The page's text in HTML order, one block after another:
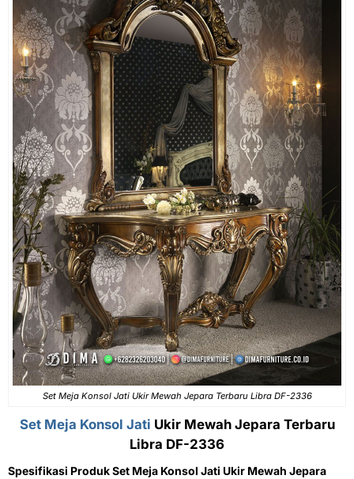
Set Meja Konsol Jati Ukir Mewah Jepara Terbaru Libra DF-2336
Set Meja Konsol Jati Ukir Mewah Jepara Terbaru
Libra DF-2336
Spesifikasi Produk Set Meja Konsol Jati Ukir Mewah Jepara